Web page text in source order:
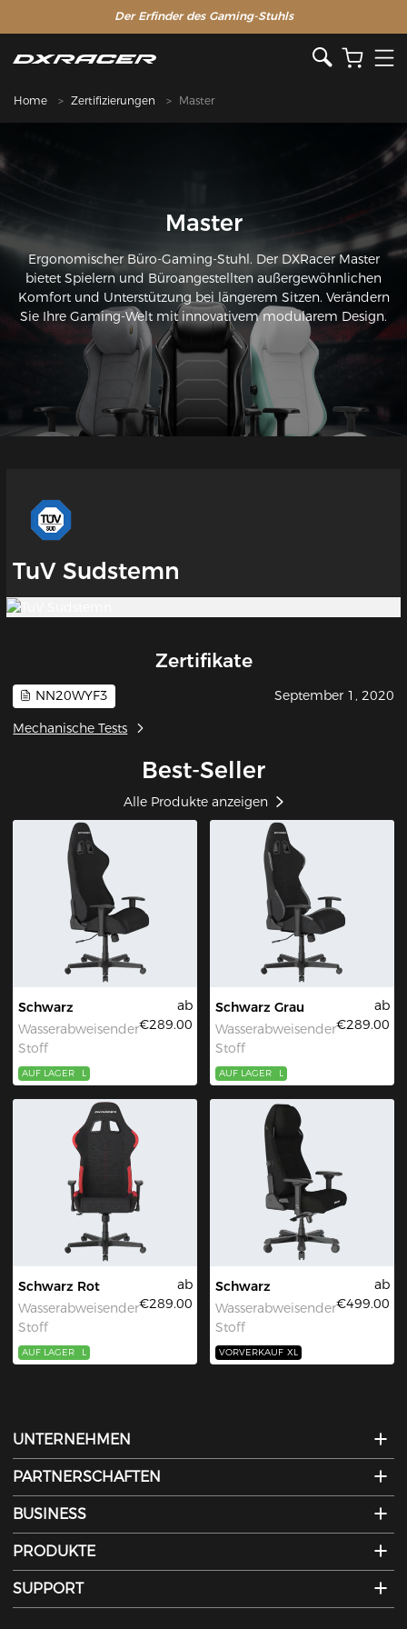
Der Erfinder des Gaming-Stuhls
Home Zertifizierungen Master
Master
Ergonomischer Büro-Gaming-Stuhl. Der DXRacer Master
bietet Spielern und Büroangestellten außergewöhnlichen
Komfort und Unterstützung bei längerem Sitzen. Verändern
Sie Ihre Gaming-Welt mit innovativem modularem Design.
TuV Sudstemn
Zertifikate
NN20WYF3
Mechanische Tests
September 1, 2020
Best-Seller
Alle Produkte anzeigen
Schwarz
Wasserabweisender
Stoff
ab
€289.00
AUF LAGER L
Schwarz Grau
Wasserabweisender
Stoff
ab
€289.00
AUF LAGER L
Schwarz Rot
Wasserabweisender
Stoff
ab
€289.00
AUF LAGER L
Schwarz
Wasserabweisender
Stoff
ab
€499.00
VORVERKAUF XL
UNTERNEHMEN
PARTNERSCHAFTEN
BUSINESS
PRODUKTE
SUPPORT